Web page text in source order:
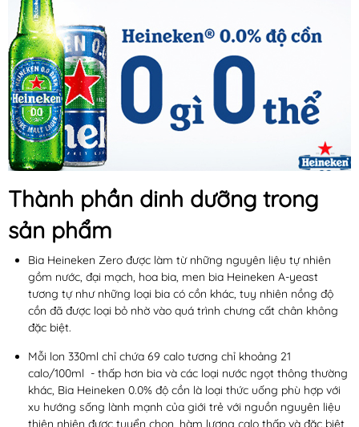
Thành phần dinh dưỡng trong
sản phẩm
Bia Heineken Zero được làm từ những nguyên liệu tự nhiên
gồm nước, đại mạch, hoa bia, men bia Heineken A-yeast
tương tự như những loại bia có cồn khác, tuy nhiên nồng độ
cồn đã được loại bỏ nhờ vào quá trình chưng cất chân không
đặc biệt.
Mỗi lon 330ml chỉ chứa 69 calo tương chỉ khoảng 21
calo/100ml - thấp hơn bia và các loại nước ngọt thông thường
khác, Bia Heineken 0.0% độ cồn là loại thức uống phù hợp với
xu hướng sống lành mạnh của giới trẻ với nguồn nguyên liệu
thiên nhiên được tuyển chọn, hàm lượng calo thấp và đặc biệt